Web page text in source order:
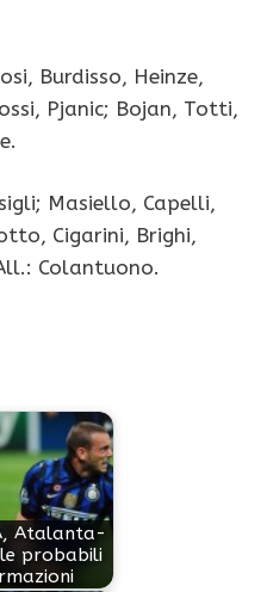
Burdisso, Heinze,
Pjanic; Bojan, Totti,
Masiello, Capelli,
Cigarini, Brighi,
Colantuono.
Atalanta-
probabili